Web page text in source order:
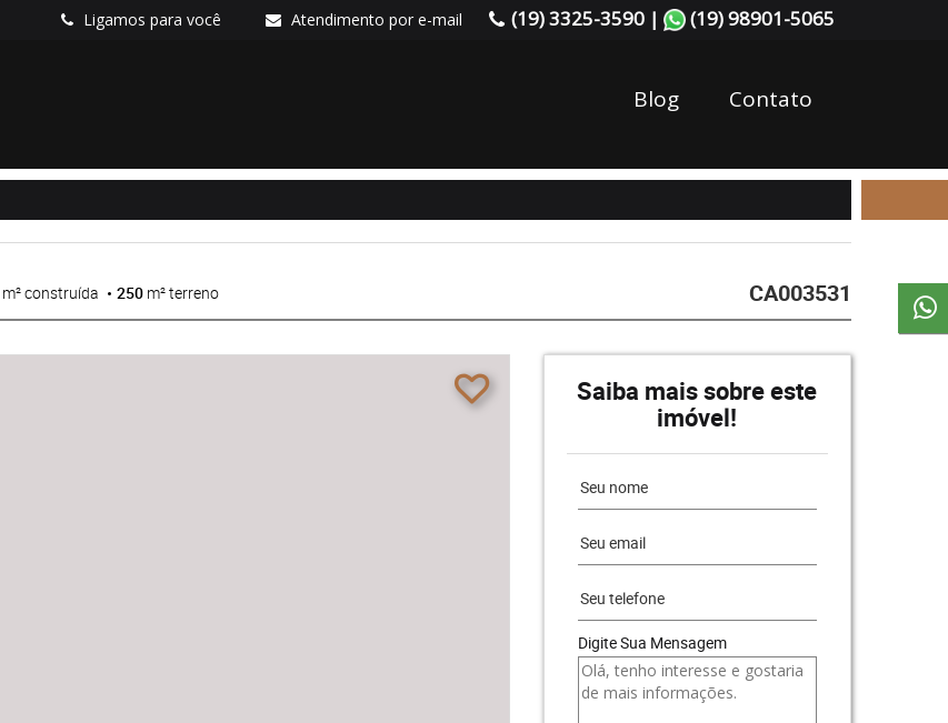
Ligamos para você Atendimento por e-mail (19) 3325-3590 | (19) 98901-5065
Blog Contato
m² construída 250 m² terreno CA003531
Saiba mais sobre este
imóvel!
Digite Sua Mensagem